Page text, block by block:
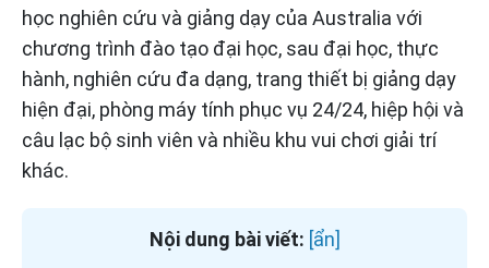
học nghiên cứu và giảng dạy của Australia với
chương trình đào tạo đại học, sau đại học, thực
hành, nghiên cứu đa dạng, trang thiết bị giảng dạy
hiện đại, phòng máy tính phục vụ 24/24, hiệp hội và
câu lạc bộ sinh viên và nhiều khu vui chơi giải trí
khác.
Nội dung bài viết: